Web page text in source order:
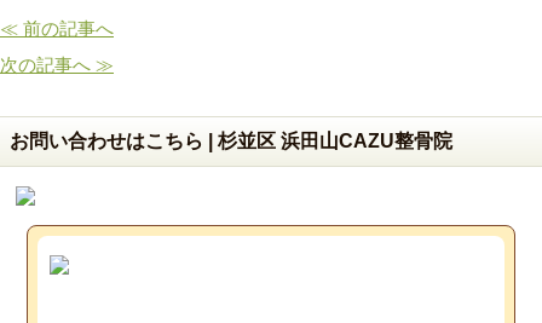
≪ 前の記事へ
次の記事へ ≫
お問い合わせはこちら | 杉並区 浜田山CAZU整骨院